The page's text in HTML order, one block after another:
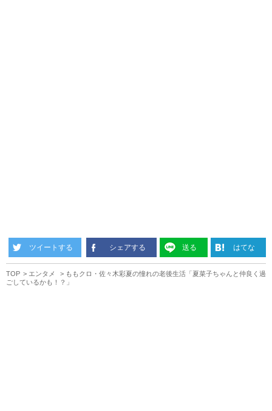
ツイートする シェアする 送る はてな
TOP エンタメ
ももクロ・佐々木彩夏の憧れの老後生活「夏菜子ちゃんと仲良く過
ごしているかも！？」